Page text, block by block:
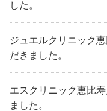
した。
ジュエルクリニック
だきました。
エスクリニック恵比
ました。